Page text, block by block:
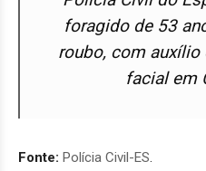
foragido de 53
roubo, com auxílio
facial em
Fonte: Polícia Civil-ES.